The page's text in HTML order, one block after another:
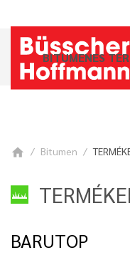
BITUMENES
home Bitumen
BARUTOP